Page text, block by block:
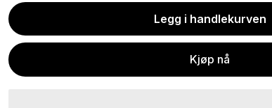
Legg i handlekurven
Kjøp nå